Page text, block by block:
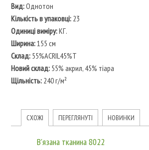
Вид:Однотон
Кількість в упаковці:23
Одиниці виміру:КГ.
Ширина:155 см
Склад:55%ACRIL45%T
Новий склад:55% акрил, 45% тіара
Щільність:240 г/м²
СХОЖІ ПЕРЕГЛЯНУТІ НОВИНКИ
В'язана тканина 8022